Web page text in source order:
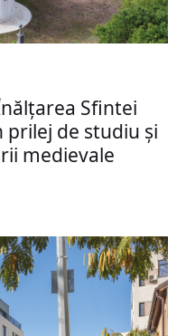
Sfintei
prilej de studiu și
medievale